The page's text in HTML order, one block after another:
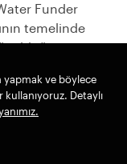
Funder
temelinde
olduğunu
ve ortaklık
merhaleler ve
üzerinde
yapmak ve böylece
Detaylı